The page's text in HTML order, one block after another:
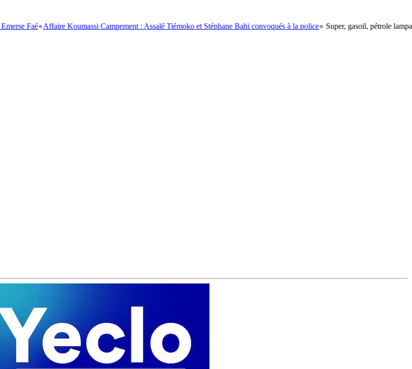
●Affaire Koumassi Campement : Assalé Tiémoko et Stéphane Bahi convoqués à la police● Super, gasoil, pétrole lampant: le